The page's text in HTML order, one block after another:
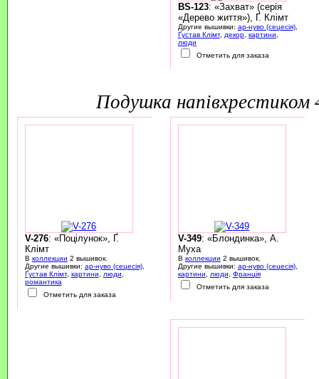
BS-123: «Захват» (серія
«Дерево життя»), Ґ. Клімт
Другие вышивки: ар-нуво (сецесія),
Ґустав Клімт, декор, картини
люди
Отметить для заказа
подушка
V-276: «Поцілунок», Ґ.
Клімт
В коллекции 2 вышивок.
Другие вышивки: ар-нуво (сецесія),
Ґустав Клімт, картини люди
романтика
Отметить для заказа
V-349: «Блондинка», А.
Муха
В коллекции 2 вышивок.
Другие вышивки: ар-нуво (сецесія),
картини
люди
Франція
Отметить для заказа